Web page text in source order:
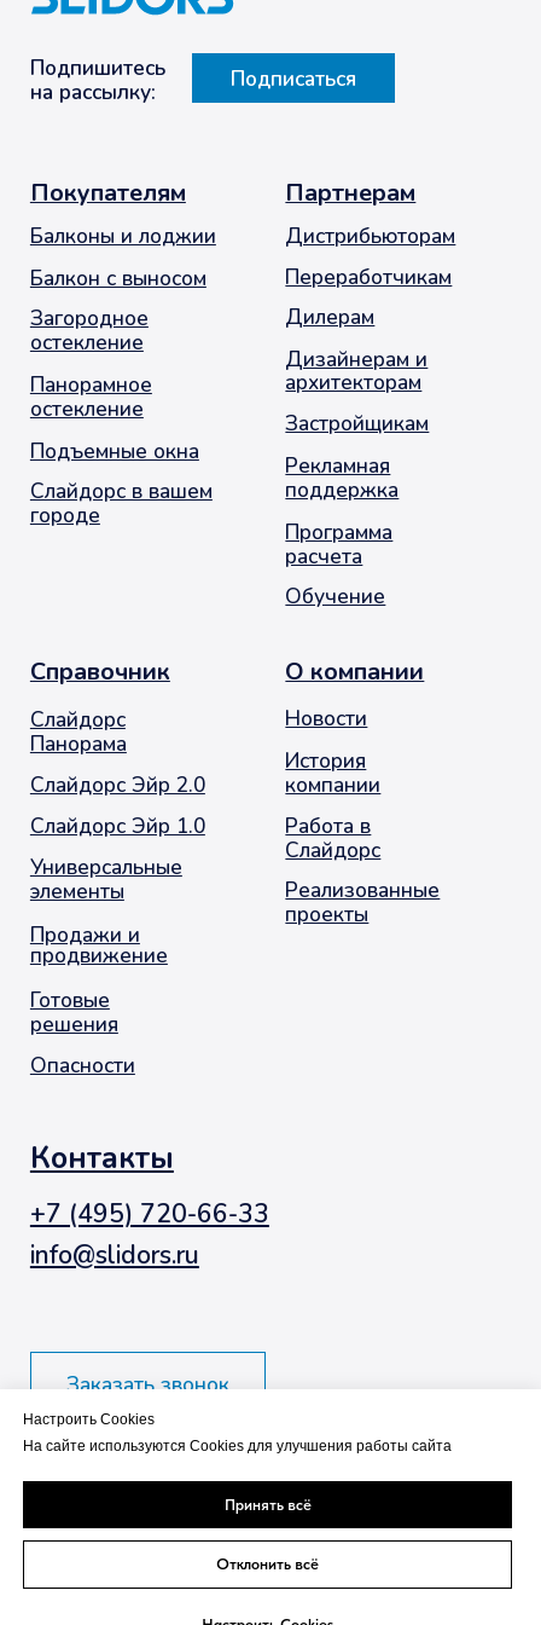
Контакты
+7 (495) 720-66-33
info@slidors.ru
О компании
История
компании
Реализованные
проекты
Справочник
Панорама
Слайдорс Эйр 2.0
элементы
продвижение
Готовые
решения
Опасности
© 2001-2026. Москва. Оконное Продвижение
остекление балконов и лоджий
Политика обработки персональных данных
Настроить Cookies
На сайте используются Cookies для улучшения работы сайта
Принять всё
Отклонить всё